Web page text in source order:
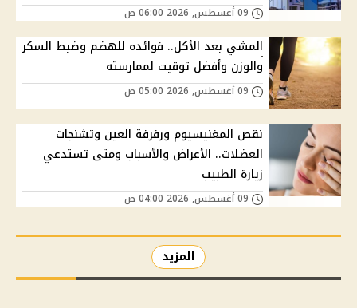
المشي بعد الأكل.. فوائده للهضم وضبط السكر
والوزن وأفضل توقيت لممارسته
نقص المغنيسيوم ورفرفة العين وتشنجات
العضلات.. الأعراض والأسباب ومتى تستدعي
زيارة الطبيب
المزيد